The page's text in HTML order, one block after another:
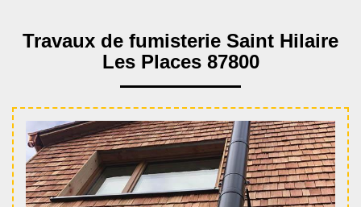
Travaux de fumisterie Saint Hilaire
Les Places 87800